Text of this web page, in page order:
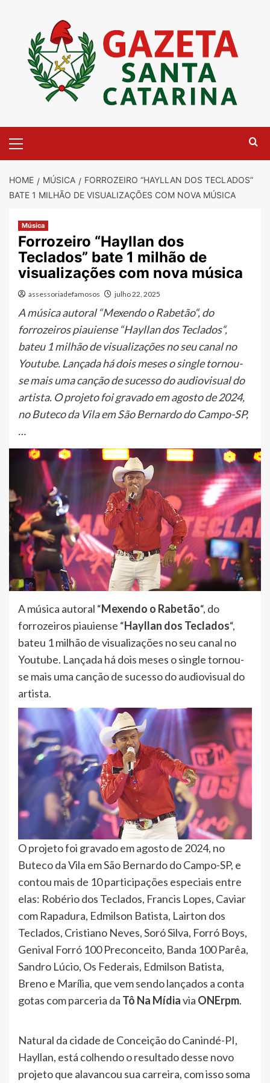
content
Menu
HOME MÚSICA
FORROZEIRO “HAYLLAN DOS TECLADOS”
BATE 1 MILHÃO DE VISUALIZAÇÕES COM NOVA MÚSICA
Música
Forrozeiro “Hayllan dos
Teclados” bate 1 milhão de
visualizações com nova música
assessoriadefamosos julho 22, 2025
A música autoral “Mexendo o Rabetão“, do
forrozeiros piauiense “Hayllan dos Teclados“,
bateu 1 milhão de visualizações no seu canal no
Youtube. Lançada há dois meses o single tornou-
se mais uma canção de sucesso do audiovisual do
artista. O projeto foi gravado em agosto de 2024,
no Buteco da Vila em São Bernardo do Campo-SP,
…
A música autoral “Mexendo o Rabetão“, do
forrozeiros piauiense “Hayllan dos Teclados“,
bateu 1 milhão de visualizações no seu canal no
Youtube. Lançada há dois meses o single tornou-
se mais uma canção de sucesso do audiovisual do
artista.
O projeto foi gravado em agosto de 2024, no
Buteco da Vila em São Bernardo do Campo-SP, e
contou mais de 10 participações especiais entre
elas: Robério dos Teclados, Francis Lopes, Caviar
com Rapadura, Edmilson Batista, Lairton dos
Teclados, Cristiano Neves, Soró Silva, Forró Boys,
Genival Forró 100 Preconceito, Banda 100 Parêa,
Sandro Lúcio, Os Federais, Edmilson Batista,
Breno e Marília, que vem sendo lançados a conta
gotas com parceria da Tô Na Mídiavia ONErpm.
Natural da cidade de Conceição do Canindé-PI,
Hayllan, está colhendo o resultado desse novo
projeto que alavancou sua carreira, com isso soma